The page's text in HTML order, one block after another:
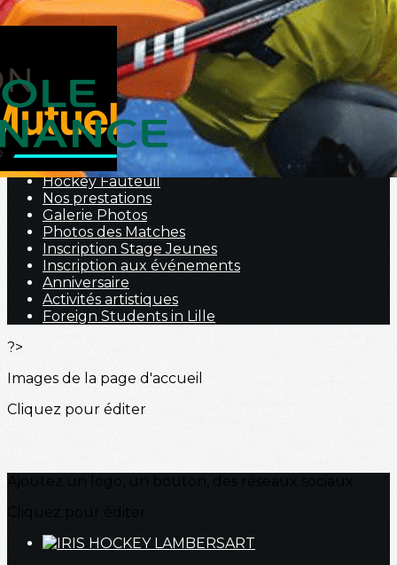
Exporter les lignes sélectionnées
Exporter toutes les colonnes
Exporter uniquement les colonnes affichées
Menu
<
>
Nous contacter
Hockey Fauteuil
Nos prestations
Galerie Photos
Photos des Matches
Inscription Stage Jeunes
Inscription aux événements
Anniversaire
Activités artistiques
Foreign Students in Lille
?>
Images de la page d'accueil
Cliquez pour éditer